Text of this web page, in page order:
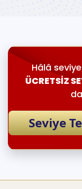
Hâlâ
ÜCRETSİZ
Seviye